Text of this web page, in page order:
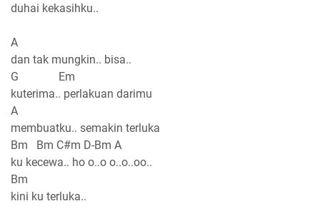
duhai kekasihku..
A
dan tak mungkin.. bisa..
G Em
kuterima.. perlakuan darimu
A
membuatku.. semakin terluka
Bm Bm C#m D-Bm A
ku kecewa.. ho o..o o..o..oo..
Bm
kini ku terluka..